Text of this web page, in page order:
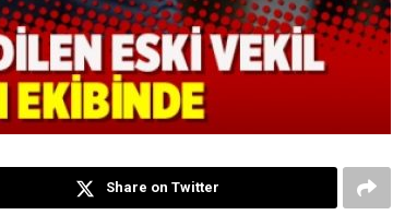
Share on Twitter